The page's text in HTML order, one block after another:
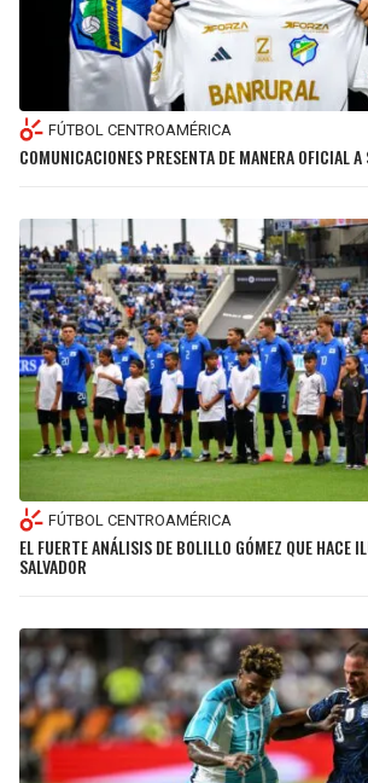
FÚTBOL CENTROAMÉRICA
COMUNICACIONES PRESENTA DE MANERA OFICIAL
FÚTBOL CENTROAMÉRICA
EL FUERTE ANÁLISIS DE BOLILLO GÓMEZ QUE HACE
SALVADOR